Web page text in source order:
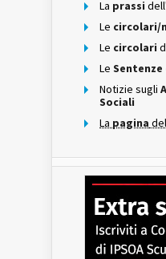
La prassi
Le circolari/
Le circolari
Le Sentenze
Notizie sugli
Sociali
La pagina